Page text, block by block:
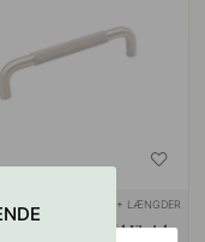
17 + LÆNGDER
- Rustfrit Stål Finish